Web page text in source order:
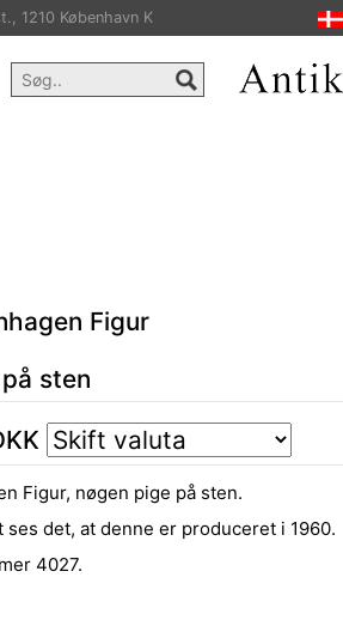
1210 København K
Figur
sten
Figur, nøgen pige på sten.
det, at denne er produceret i 1960.
4027.